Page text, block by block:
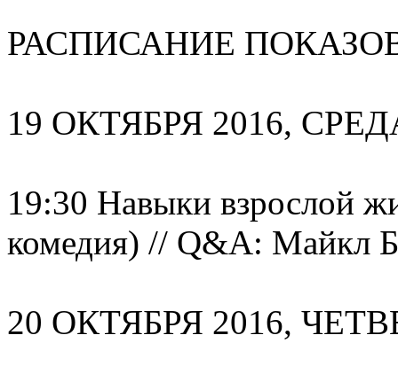
РАСПИСАНИЕ
19 ОКТЯБРЯ 2016,
19:30 Навыки взрослой
комедия) // Q&A: Майкл
20 ОКТЯБРЯ 2016,